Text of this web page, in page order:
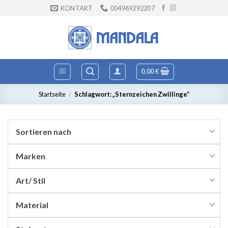
KONTAKT 004969292207
0,00€
Startseite / Schlagwort: „Sternzeichen Zwillinge“
Sortieren nach
Marken
Art/ Stil
Material